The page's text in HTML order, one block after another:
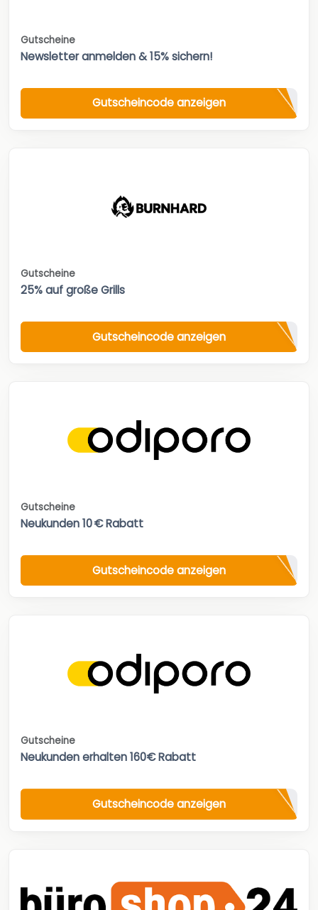
Gutscheine
Newsletter anmelden & 15% sichern!
Gutscheincode anzeigen
Gutscheine
25% auf große Grills
Gutscheincode anzeigen
Gutscheine
Neukunden 10 € Rabatt
Gutscheincode anzeigen
Gutscheine
Neukunden erhalten 160€ Rabatt
Gutscheincode anzeigen